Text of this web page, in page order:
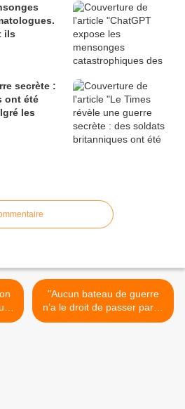
ils
secrète :
ont été
les
"Aucun bateau de guerre
n’a le droit de passer par le
canal de Suez, pour